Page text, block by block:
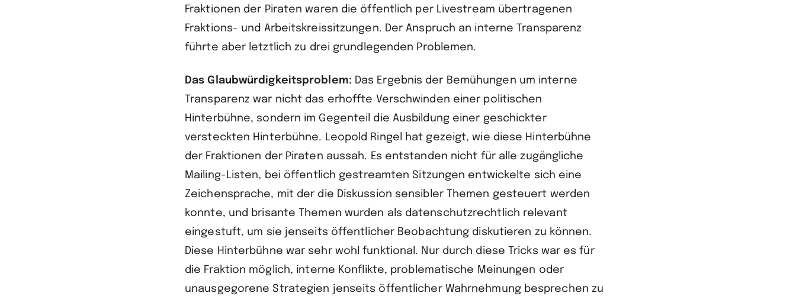
Fraktionen der Piraten waren die öffentlich per Livestream übertragenen
Fraktions- und Arbeitskreissitzungen. Der Anspruch an interne Transparenz
führte aber letztlich zu drei grundlegenden Problemen.
Das Glaubwürdigkeitsproblem: Das Ergebnis der Bemühungen um interne
Transparenz war nicht das erhoffte Verschwinden einer politischen
Hinterbühne, sondern im Gegenteil die Ausbildung einer geschickter
versteckten Hinterbühne. Leopold Ringel hat gezeigt, wie diese Hinterbühne
der Fraktionen der Piraten aussah. Es entstanden nicht für alle zugängliche
Mailing-Listen, bei öffentlich gestreamten Sitzungen entwickelte sich eine
Zeichensprache, mit der die Diskussion sensibler Themen gesteuert werden
konnte, und brisante Themen wurden als datenschutzrechtlich relevant
eingestuft, um sie jenseits öffentlicher Beobachtung diskutieren zu können.
Diese Hinterbühne war sehr wohl funktional. Nur durch diese Tricks war es für
die Fraktion möglich, interne Konflikte, problematische Meinungen oder
unausgegorene Strategien jenseits öffentlicher Wahrnehmung besprechen zu